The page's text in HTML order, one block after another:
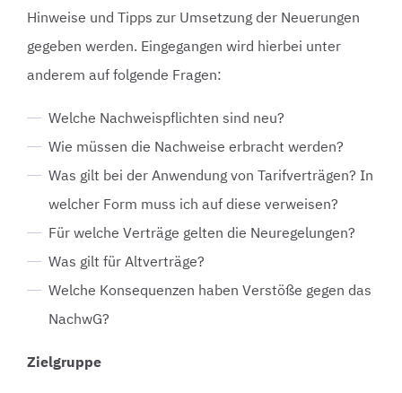
Hinweise und Tipps zur Umsetzung der Neuerungen
gegeben werden. Eingegangen wird hierbei unter
anderem auf folgende Fragen:
Welche Nachweispflichten sind neu?
Wie müssen die Nachweise erbracht werden?
Was gilt bei der Anwendung von Tarifverträgen? In
welcher Form muss ich auf diese verweisen?
Für welche Verträge gelten die Neuregelungen?
Was gilt für Altverträge?
Welche Konsequenzen haben Verstöße gegen das
NachwG?
Zielgruppe